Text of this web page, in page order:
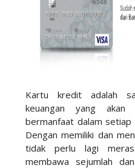
Kartu kredit adalah
keuangan yang akan
bermanfaat dalam setiap
Dengan memiliki dan
tidak perlu lagi
membawa sejumlah